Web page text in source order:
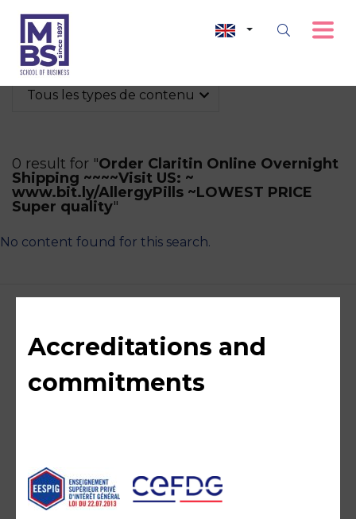
Tous les types de contenu
0 result for "Order Claritin Online Overnight
Shipping ~~~~Visit US: ~
www.bit.ly/AllergyPills ~LOWEST PRICE
Super quality"
No content found for this search.
Accreditations and
commitments